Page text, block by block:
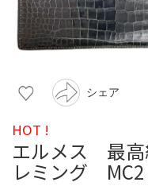
シェア
HOT !
エルメス 最
レミング